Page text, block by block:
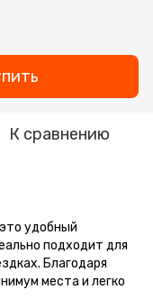
К сравнению
удобный
подходит для
Благодаря
места и легко